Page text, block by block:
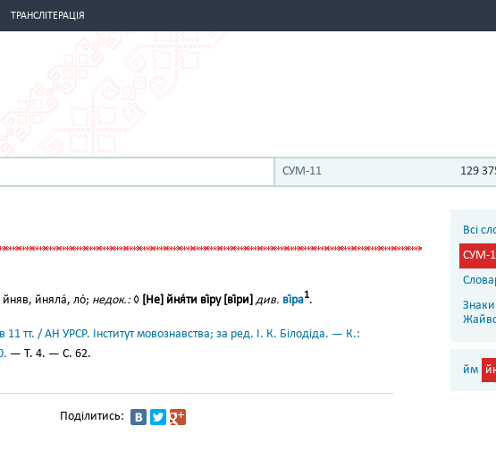
ТРАНСЛІТЕРАЦІЯ
СУМ-11 129
йняв, йняла́, ло́; недок.: ◊ [Не] йня́ти ві́ру [ві́ри] див. ві́ра1.
11 тт. / АН УРСР. Інститут мовознавства; за ред. І. К. Білодіда. — К.:
— Т. 4. — С. 62.
Поділитись:
Всі
СУМ-
Знаки
йм